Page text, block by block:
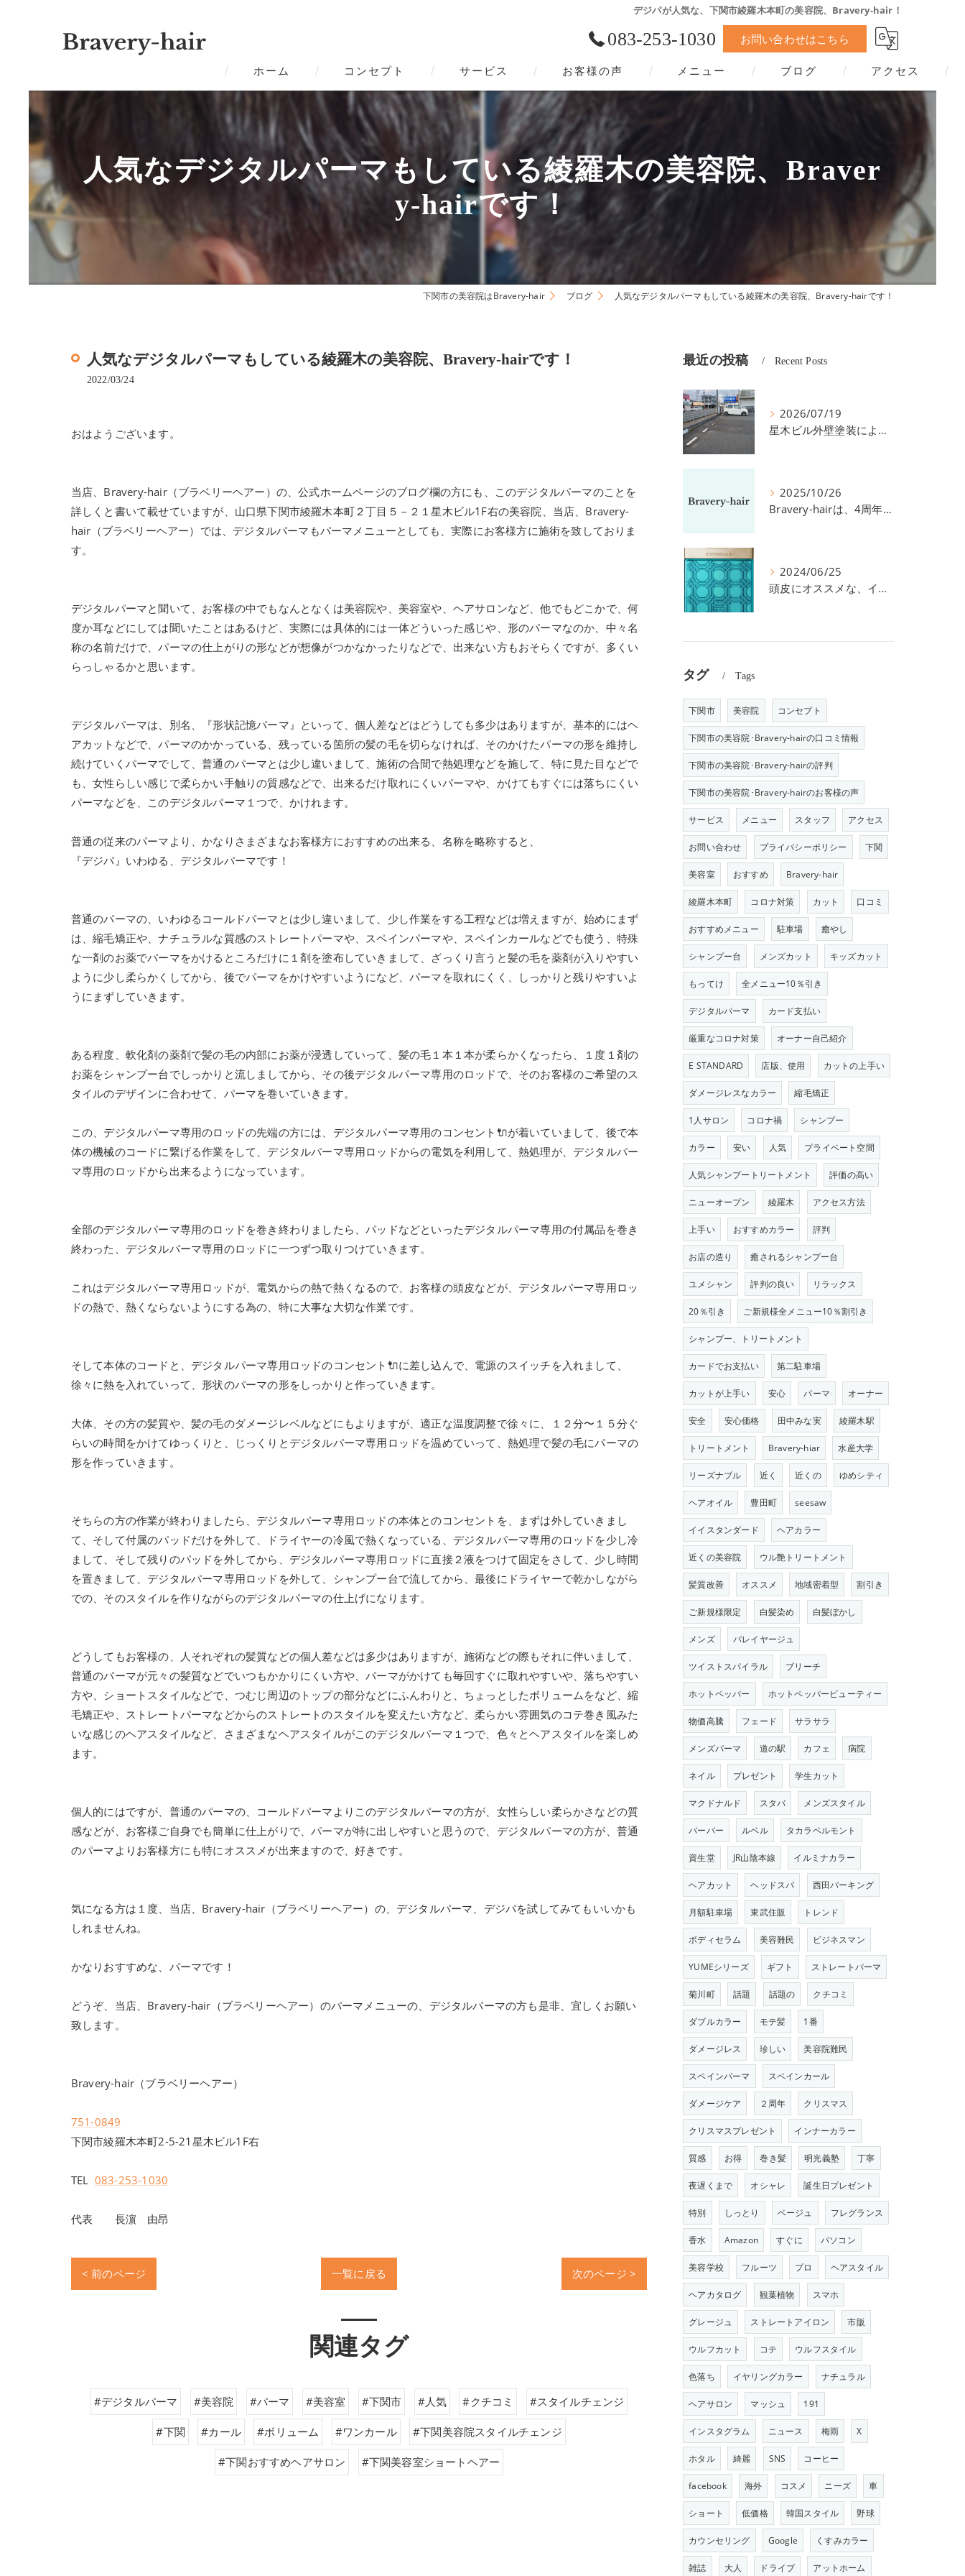
デジパが人気な、下関市綾羅木本町の美容院、Bravery-hair！
083-253-1030 お問い合わせはこちら
ホーム コンセプト
下関市の美容院･Bravery-hairの口コミ情報
下関市の美容院･Bravery-hairの評判
下関市の美容院･Bravery-hairのお客様の声
サービス お客様の声 メニュー ブログ アクセス
人気なデジタルパーマもしている綾羅木の美容院、Braver
y-hairです！
下関市の美容院はBravery-hair ブログ 人気なデジタルパーマもしている綾羅木の美容院、Bravery-hairです！
人気なデジタルパーマもしている綾羅木の美容院、Bravery-hairです！
2022/03/24
おはようございます。
当店、Bravery-hair（ブラベリーヘアー）の、公式ホームページのブログ欄の方にも、このデジタルパーマのことを
詳しくと書いて載せていますが、山口県下関市綾羅木本町２丁目５－２１星木ビル1F右の美容院、当店、Bravery-
hair（ブラベリーヘアー）では、デジタルパーマもパーマメニューとしても、実際にお客様方に施術を致しておりま
す。
デジタルパーマと聞いて、お客様の中でもなんとなくは美容院や、美容室や、ヘアサロンなど、他でもどこかで、何
度か耳などにしては聞いたことはあるけど、実際には具体的には一体どういった感じや、形のパーマなのか、中々名
称の名前だけで、パーマの仕上がりの形などが想像がつかなかったりなどで、出来ない方もおそらくですが、多くい
らっしゃるかと思います。
デジタルパーマは、別名、『形状記憶パーマ』といって、個人差などはどうしても多少はありますが、基本的にはヘ
アカットなどで、パーマのかかっている、残っている箇所の髪の毛を切らなければ、そのかけたパーマの形を維持し
続けていくパーマでして、普通のパーマとは少し違いまして、施術の合間で熱処理などを施して、特に見た目などで
も、女性らしい感じで柔らかい手触りの質感などで、出来るだけ取れにくいパーマや、かけてもすぐには落ちにくい
パーマなどを、このデジタルパーマ１つで、かけれます。
普通の従来のパーマより、かなりさまざまなお客様方におすすめの出来る、名称を略称すると、
『デジパ』いわゆる、デジタルパーマです！
普通のパーマの、いわゆるコールドパーマとは少し違いまして、少し作業をする工程などは増えますが、始めにまず
は、縮毛矯正や、ナチュラルな質感のストレートパーマや、スペインパーマや、スペインカールなどでも使う、特殊
な一剤のお薬でパーマをかけるところだけに１剤を塗布していきまして、ざっくり言うと髪の毛を薬剤が入りやすい
ように少し柔らかくしてから、後でパーマをかけやすいようになど、パーマを取れにくく、しっかりと残りやすいよ
うにまずしていきます。
ある程度、軟化剤の薬剤で髪の毛の内部にお薬が浸透していって、髪の毛１本１本が柔らかくなったら、１度１剤の
お薬をシャンプー台でしっかりと流しましてから、その後デジタルパーマ専用のロッドで、そのお客様のご希望のス
タイルのデザインに合わせて、パーマを巻いていきます。
この、デジタルパーマ専用のロッドの先端の方には、デジタルパーマ専用のコンセント🔌が着いていまして、後で本
体の機械のコードに繋げる作業をして、デジタルパーマ専用ロッドからの電気を利用して、熱処理が、デジタルパー
マ専用のロッドから出来るようになっています。
全部のデジタルパーマ専用のロッドを巻き終わりましたら、パッドなどといったデジタルパーマ専用の付属品を巻き
終わった、デジタルパーマ専用のロッドに一つずつ取りつけていきます。
これはデジタルパーマ専用ロッドが、電気からの熱で熱くなるので、お客様の頭皮などが、デジタルパーマ専用ロッ
ドの熱で、熱くならないようにする為の、特に大事な大切な作業です。
そして本体のコードと、デジタルパーマ専用ロッドのコンセント🔌に差し込んで、電源のスイッチを入れまして、
徐々に熱を入れていって、形状のパーマの形をしっかりと作っていきます。
大体、その方の髪質や、髪の毛のダメージレベルなどにもよりますが、適正な温度調整で徐々に、１２分〜１５分ぐ
らいの時間をかけてゆっくりと、じっくりとデジタルパーマ専用ロッドを温めていって、熱処理で髪の毛にパーマの
形を作っていきます。
そちらの方の作業が終わりましたら、デジタルパーマ専用ロッドの本体とのコンセントを、まずは外していきまし
て、そして付属のパッドだけを外して、ドライヤーの冷風で熱くなっている、デジタルパーマ専用のロッドを少し冷
まして、そして残りのパッドを外してから、デジタルパーマ専用ロッドに直接２液をつけて固定をさして、少し時間
を置きまして、デジタルパーマ専用ロッドを外して、シャンプー台で流してから、最後にドライヤーで乾かしながら
での、そのスタイルを作りながらのデジタルパーマの仕上げになります。
どうしてもお客様の、人それぞれの髪質などの個人差などは多少はありますが、施術などの際もそれに伴いまして、
普通のパーマが元々の髪質などでいつもかかりにくい方や、パーマがかけても毎回すぐに取れやすいや、落ちやすい
方や、ショートスタイルなどで、つむじ周辺のトップの部分などにふんわりと、ちょっとしたボリュームをなど、縮
毛矯正や、ストレートパーマなどからのストレートのスタイルを変えたい方など、柔らかい雰囲気のコテ巻き風みた
いな感じのヘアスタイルなど、さまざまなヘアスタイルがこのデジタルパーマ１つで、色々とヘアスタイルを楽しめ
ます。
個人的にはですが、普通のパーマの、コールドパーマよりこのデジタルパーマの方が、女性らしい柔らかさなどの質
感などが、お客様ご自身でも簡単に仕上がりで、パーマが特に出しやすいと思うので、デジタルパーマの方が、普通
のパーマよりお客様方にも特にオススメが出来ますので、好きです。
気になる方は１度、当店、Bravery-hair（ブラベリーヘアー）の、デジタルパーマ、デジパを試してみてもいいかも
しれませんね。
かなりおすすめな、パーマです！
どうぞ、当店、Bravery-hair（ブラベリーヘアー）のパーマメニューの、デジタルパーマの方も是非、宜しくお願い
致します。
Bravery-hair（ブラベリーヘアー）
751-0849
下関市綾羅木本町2-5-21星木ビル1F右
TEL 083-253-1030
代表 長濵 由昂
< 前のページ 一覧に戻る 次のページ >
関連タグ
#デジタルパーマ #美容院 #パーマ #美容室 #下関市 #人気 #クチコミ #スタイルチェンジ
#下関 #カール #ボリューム #ワンカール #下関美容院スタイルチェンジ
#下関おすすめヘアサロン #下関美容室ショートヘアー
最近の投稿 Recent Posts
2026/07/19
星木ビル外壁塗装による、駐車場の件につきまして。
2025/10/26
Bravery-hairは、4周年を迎えました！
2024/06/25
頭皮にオススメな、イイスタンダードのスカルプ系シャンプー＆トリートメントです！
タグ Tags
下関市 美容院 コンセプト
下関市の美容院･Bravery-hairの口コミ情報
下関市の美容院･Bravery-hairの評判
下関市の美容院･Bravery-hairのお客様の声
サービス メニュー スタッフ アクセス
お問い合わせ プライバシーポリシー 下関
美容室 おすすめ Bravery-hair
綾羅木本町 コロナ対策 カット 口コミ
おすすめメニュー 駐車場 癒やし
シャンプー台 メンズカット キッズカット
もってけ 全メニュー10％引き
デジタルパーマ カード支払い
厳重なコロナ対策 オーナー自己紹介
E STANDARD 店版、使用 カットの上手い
ダメージレスなカラー 縮毛矯正
1人サロン コロナ禍 シャンプー
カラー 安い 人気 プライベート空間
人気シャンプートリートメント 評価の高い
ニューオープン 綾羅木 アクセス方法
上手い おすすめカラー 評判
お店の造り 癒されるシャンプー台
ユメシャン 評判の良い リラックス
20％引き ご新規様全メニュー10％割引き
シャンプー、トリートメント
カードでお支払い 第二駐車場
カットが上手い 安心 パーマ オーナー
安全 安心価格 田中みな実 綾羅木駅
トリートメント Bravery-hiar 水産大学
リーズナブル 近く 近くの ゆめシティ
ヘアオイル 豊田町 seesaw
イイスタンダード ヘアカラー
近くの美容院 ウル艶トリートメント
髪質改善 オススメ 地域密着型 割引き
ご新規様限定 白髪染め 白髪ぼかし
メンズ バレイヤージュ
ツイストスパイラル ブリーチ
ホットペッパー ホットペッパービューティー
物価高騰 フェード サラサラ
メンズパーマ 道の駅 カフェ 病院
ネイル プレゼント 学生カット
マクドナルド スタバ メンズスタイル
バーバー ルベル タカラベルモント
資生堂 JR山陰本線 イルミナカラー
ヘアカット ヘッドスパ 西田パーキング
月額駐車場 東武住販 トレンド
ボディセラム 美容難民 ビジネスマン
YUMEシリーズ ギフト ストレートパーマ
菊川町 話題 話題の クチコミ
ダブルカラー モテ髪 1番
ダメージレス 珍しい 美容院難民
スペインパーマ スペインカール
ダメージケア ２周年 クリスマス
クリスマスプレゼント インナーカラー
質感 お得 巻き髪 明光義塾 丁寧
夜遅くまで オシャレ 誕生日プレゼント
特別 しっとり ベージュ フレグランス
香水 Amazon すぐに パソコン
美容学校 フルーツ プロ ヘアスタイル
ヘアカタログ 観葉植物 スマホ
グレージュ ストレートアイロン 市販
ウルフカット コテ ウルフスタイル
色落ち イヤリングカラー ナチュラル
ヘアサロン マッシュ 191
インスタグラム ニュース 梅雨 X
ホタル 綺麗 SNS コーヒー
facebook 海外 コスメ ニーズ 車
ショート 低価格 韓国スタイル 野球
カウンセリング Google くすみカラー
雑誌 大人 ドライブ アットホーム